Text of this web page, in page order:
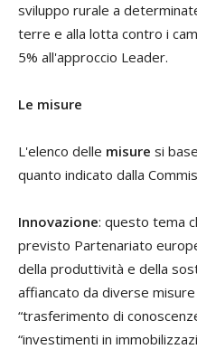
sviluppo rurale a
terre e alla lotta contro i
5% all'approccio Leader.
Le misure
L'elenco delle misure si
quanto indicato dalla
Innovazione: questo tema
previsto Partenariato
della produttività e della
affiancato da diverse
“trasferimento di
“investimenti in